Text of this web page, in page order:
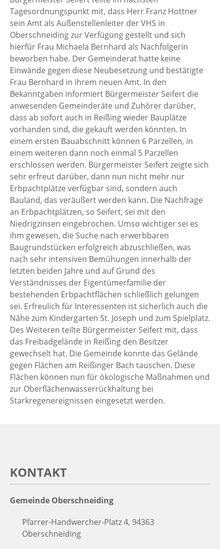
Tagesordnungspunkt mit, dass Herr Franz Hottner
sein Amt als Außenstellenleiter der VHS in
Oberschneiding zur Verfügung gestellt und sich
hierfür Frau Michaela Bernhard als Nachfolgerin
beworben habe. Der Gemeinderat hatte keine
Einwände gegen diese Neubesetzung und bestätigte
Frau Bernhard in ihrem neuen Amt. In den
Bekanntgaben informiert Bürgermeister Seifert die
anwesenden Gemeinderäte und Zuhörer darüber,
dass ab sofort auch in Reißing wieder Bauplätze
vorhanden sind, die gekauft werden könnten. In
einem ersten Bauabschnitt können 6 Parzellen, in
einem weiteren dann noch einmal 5 Parzellen
erschlossen werden. Bürgermeister Seifert zeigte sich
sehr erfreut darüber, dann nun nicht mehr nur
Erbpachtplätze verfügbar sind, sondern auch
Bauland, das veräußert werden kann. Die Nachfrage
an Erbpachtplätzen, so Seifert, sei mit den
Niedrigzinsen eingebrochen. Umso wichtiger sei es
ihm gewesen, die Suche nach erwerbbaren
Baugrundstücken erfolgreich abzuschließen, was
nach sehr intensiven Bemühungen innerhalb der
letzten beiden Jahre und auf Grund des
Verständnisses der Eigentümerfamilie der
bestehenden Erbpachtflächen schließlich gelungen
sei. Erfreulich für Interessenten ist sicherlich auch die
Nähe zum Kindergarten St. Joseph und zum Spielplatz.
Des Weiteren teilte Bürgermeister Seifert mit, dass
das Freibadgelände in Reißing den Besitzer
gewechselt hat. Die Gemeinde konnte das Gelände
gegen Flächen am Reißinger Bach tauschen. Diese
Flächen können nun für ökologische Maßnahmen und
zur Oberflächenwasserrückhaltung bei
Starkregenereignissen eingesetzt werden.
KONTAKT
Gemeinde Oberschneiding
Pfarrer-Handwercher-Platz 4, 94363
Oberschneiding